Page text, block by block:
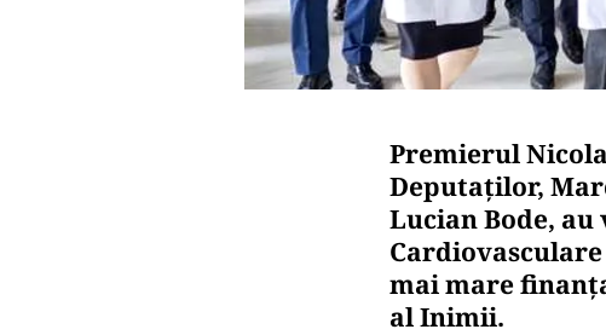
Premierul
Deputaţilor,
Lucian Bode,
mai mare
al Inimii.